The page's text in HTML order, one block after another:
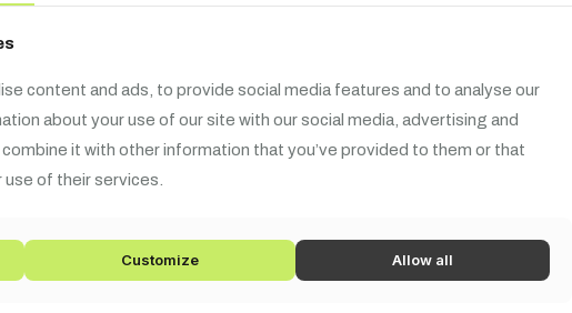
content and ads, to provide social media features and to analyse our
about your use of our site with our social media, advertising and
it with other information that you’ve provided to them or that
of their services.
Customize Allow all